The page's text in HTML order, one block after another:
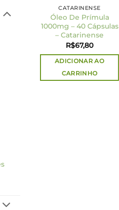
CATARINENSE
Óleo De Prímula
1000mg – 40 Cápsulas
– Catarinense
R$67,80
ADICIONAR AO
CARRINHO